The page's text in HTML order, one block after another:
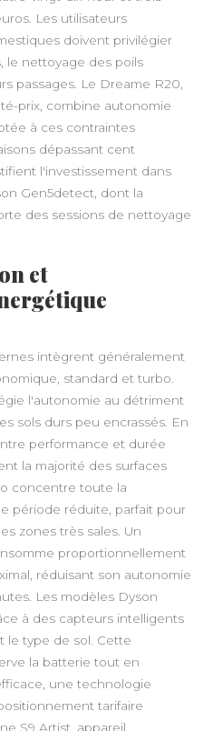
Les utilisateurs
doivent privilégier
le nettoyage des poils
passages. Le Dreame R20,
prix, combine autonomie
à ces contraintes
dépassant cent
l'investissement dans
Gen5detect, dont la
des sessions de nettoyage
et
intègrent généralement
standard et turbo.
l'autonomie au détriment
sols durs peu encrassés. En
performance et durée
la majorité des surfaces
concentre toute la
période réduite, parfait pour
zones très sales. Un
proportionnellement
réduisant son autonomie
Les modèles Dyson
à des capteurs intelligents
le type de sol. Cette
la batterie tout en
une technologie
tarifaire
S9 Artist, appareil